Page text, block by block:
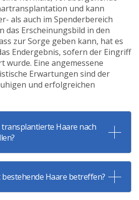
und kann
als auch im Spenderbereich
das Erscheinungsbild in den
zur Sorge geben kann, hat es
Endergebnis, sofern der Eingriff
Eine angemessene
Erwartungen sind der
und erfolgreichen
transplantierte Haare nach
Haare betreffen?